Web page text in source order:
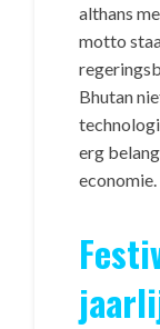
althans
motto
Bhutan
erg
economie.